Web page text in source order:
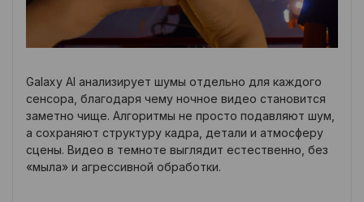
Galaxy AI анализирует шумы отдельно для каждого
сенсора, благодаря чему ночное видео становится
заметно чище. Алгоритмы не просто подавляют шум,
а сохраняют структуру кадра, детали и атмосферу
сцены. Видео в темноте выглядит естественно, без
«мыла» и агрессивной обработки.